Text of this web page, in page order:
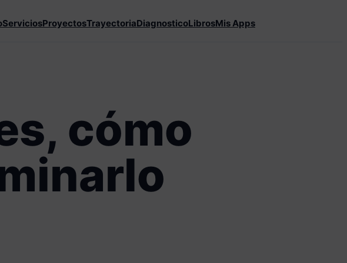
ServiciosProyectosTrayectoriaDiagnosticoLibrosMis Apps
cómo